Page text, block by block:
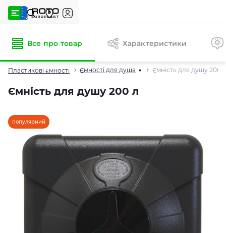
Пластикові ємності Ємності для душа ▾ Ємність для душу 200 л
Ємність для душу 200 л
Все про товар Характеристики
популярний